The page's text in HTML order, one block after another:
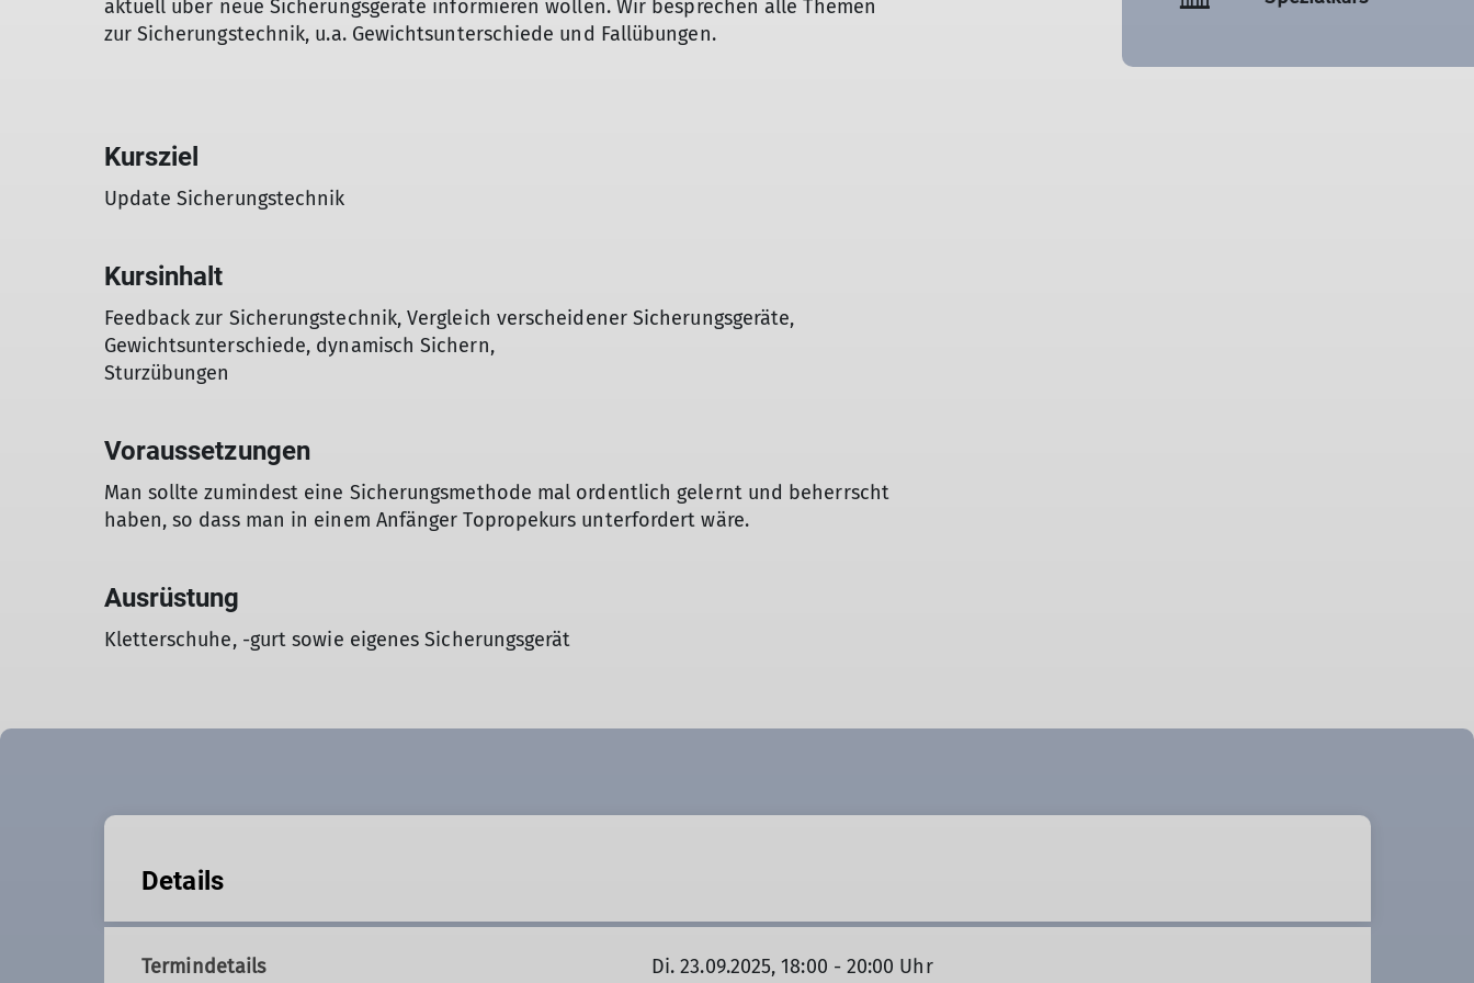
aktuell über neue Sicherungsgeräte informieren wollen. Wir besprechen alle Themen
zur Sicherungstechnik, u.a. Gewichtsunterschiede und Fallübungen.
Kursziel
Update Sicherungstechnik
Kursinhalt
Feedback zur Sicherungstechnik, Vergleich verscheidener Sicherungsgeräte,
Gewichtsunterschiede, dynamisch Sichern,
Sturzübungen
Voraussetzungen
Man sollte zumindest eine Sicherungsmethode mal ordentlich gelernt und beherrscht
haben, so dass man in einem Anfänger Topropekurs unterfordert wäre.
Ausrüstung
Kletterschuhe, -gurt sowie eigenes Sicherungsgerät
Details
Termindetails Di. 23.09.2025, 18:00 - 20:00 Uhr